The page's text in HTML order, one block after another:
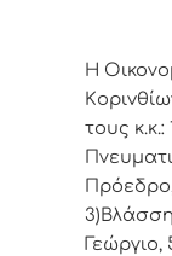
Η
τoυς
Γεώργιο,